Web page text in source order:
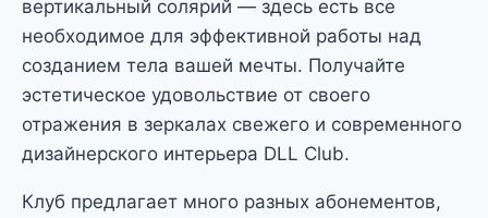
вертикальный солярий — здесь есть все
необходимое для эффективной работы над
созданием тела вашей мечты. Получайте
эстетическое удовольствие от своего
отражения в зеркалах свежего и современного
дизайнерского интерьера DLL Club.
Клуб предлагает много разных абонементов,